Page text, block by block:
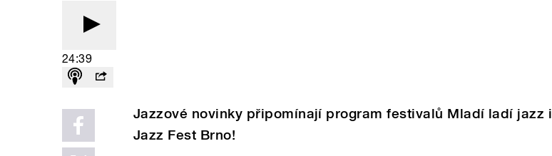
24:39
Jazzové novinky připomínají program festivalů Mladí ladí jazz i
Jazz Fest Brno!